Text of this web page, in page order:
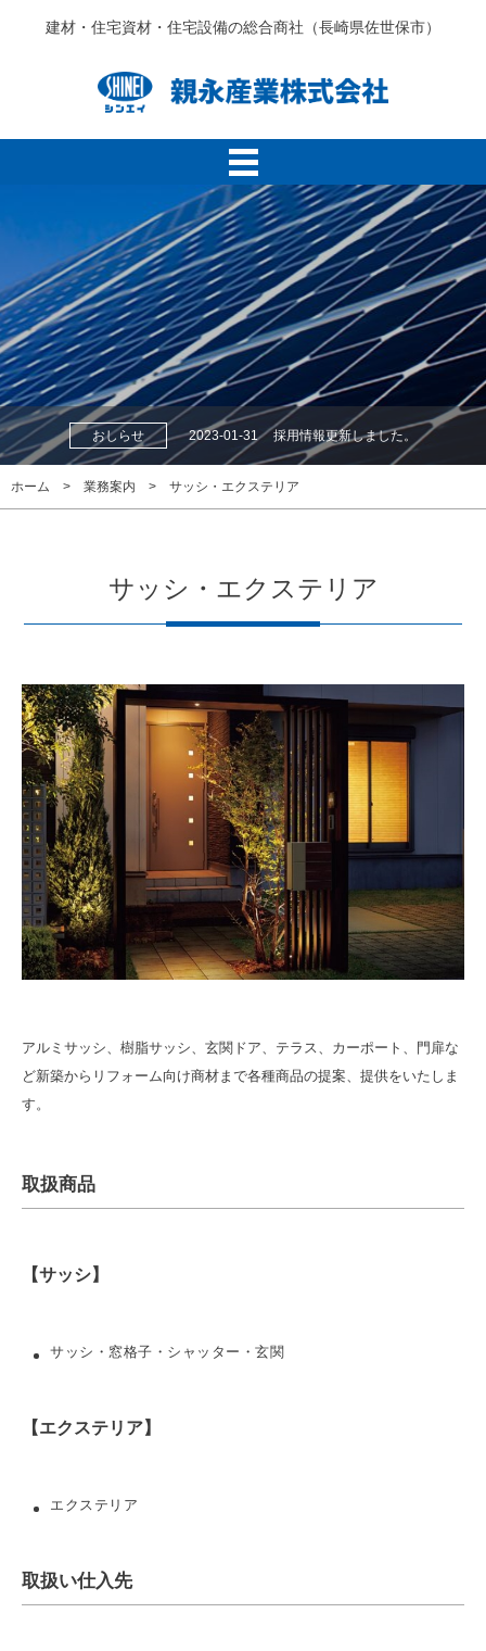
建材・住宅資材・住宅設備の総合商社（長崎県佐世保市）
おしらせ 2023-01-31 採用情報更新しました。
ホーム 業務案内 サッシ・エクステリア
サッシ・エクステリア
アルミサッシ、樹脂サッシ、玄関ドア、テラス、カーポート、門扉な
ど新築からリフォーム向け商材まで各種商品の提案、提供をいたしま
す。
取扱商品
【サッシ】
サッシ・窓格子・シャッター・玄関
【エクステリア】
エクステリア
取扱い仕入先